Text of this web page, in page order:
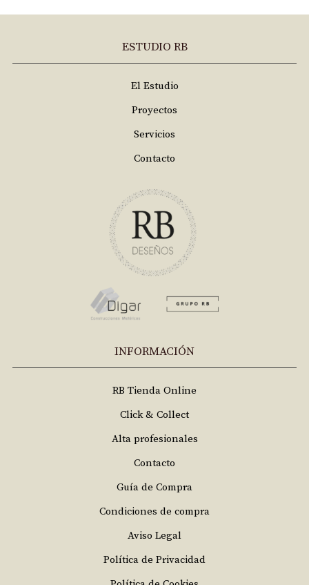
ESTUDIO RB
El Estudio
Proyectos
Servicios
Contacto
INFORMACIÓN
RB Tienda Online
Click & Collect
Alta profesionales
Contacto
Guía de Compra
Condiciones de compra
Aviso Legal
Política de Privacidad